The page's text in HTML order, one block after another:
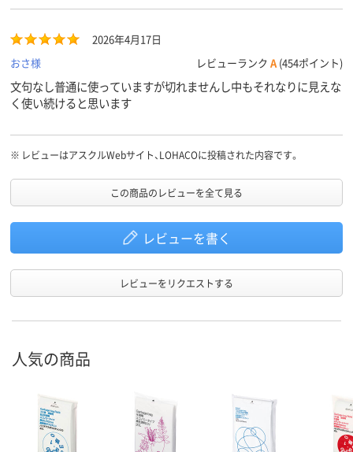
材質
ン、HDPE（カサカサ
（バイオマスプラス
（バイオマス
プ）
スコア
20 70 85
2026年4月17日
おさ様
レビューランク A (454ポイント)
文句なし普通に使っていますが切れませんし中もそれなりに見えな
く使い続けると思います
※ レビューはアスクルWebサイト、LOHACOに投稿された内容です。
この商品のレビューを全て見る
レビューを書く
レビューをリクエストする
人気の商品